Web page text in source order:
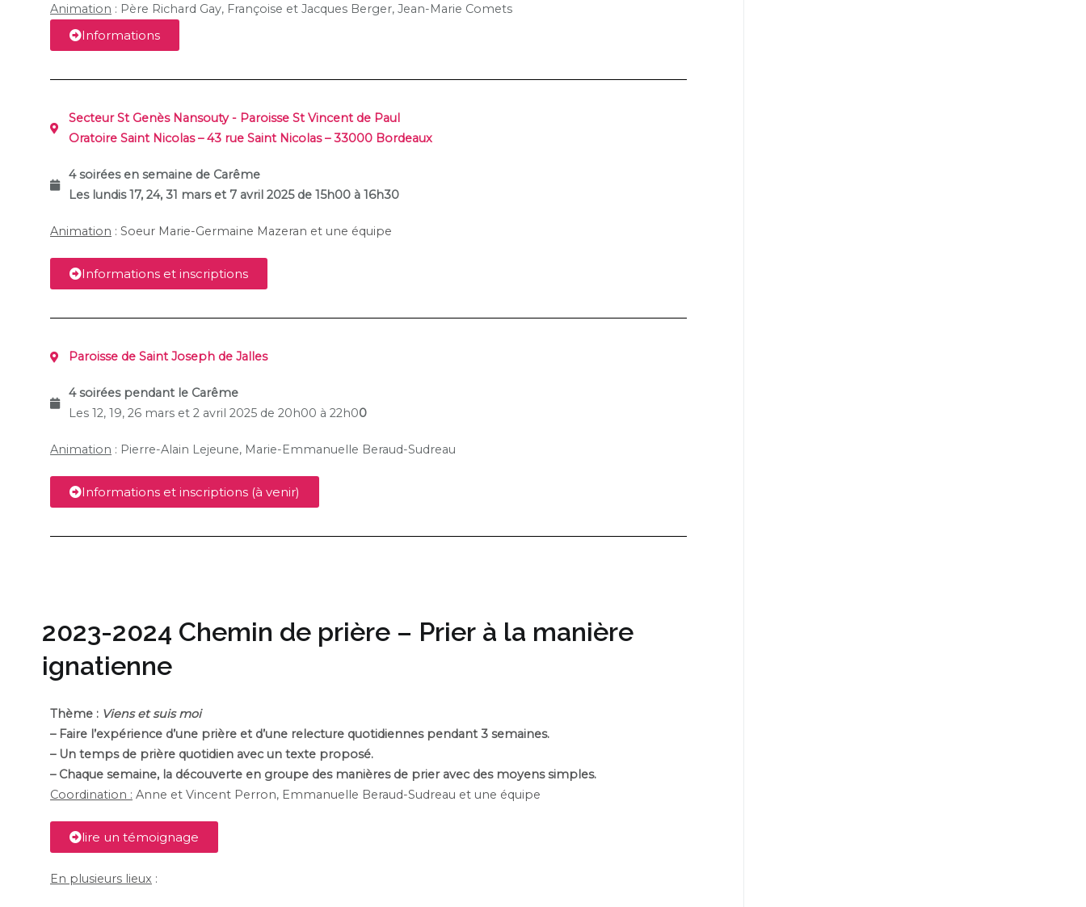
Animation : Père Richard Gay, Françoise et Jacques Berger, Jean-Marie Comets
Informations
Secteur St Genès Nansouty - Paroisse St Vincent de Paul
Oratoire Saint Nicolas – 43 rue Saint Nicolas – 33000 Bordeaux
4 soirées en semaine de Carême
Les lundis 17, 24, 31 mars et 7 avril 2025 de 15h00 à 16h30
Animation : Soeur Marie-Germaine Mazeran et une équipe
Informations et inscriptions
Paroisse de Saint Joseph de Jalles
4 soirées pendant le Carême
Les 12, 19, 26 mars et 2 avril 2025 de 20h00 à 22h00
Animation : Pierre-Alain Lejeune, Marie-Emmanuelle Beraud-Sudreau
Informations et inscriptions (à venir)
2023-2024 Chemin de prière – Prier à la manière
ignatienne
Thème : Viens et suis moi
– Faire l’expérience d’une prière et d’une relecture quotidiennes pendant 3 semaines.
– Un temps de prière quotidien avec un texte proposé.
– Chaque semaine, la découverte en groupe des manières de prier avec des moyens simples.
Coordination : Anne et Vincent Perron, Emmanuelle Beraud-Sudreau et une équipe
lire un témoignage
En plusieurs lieux :